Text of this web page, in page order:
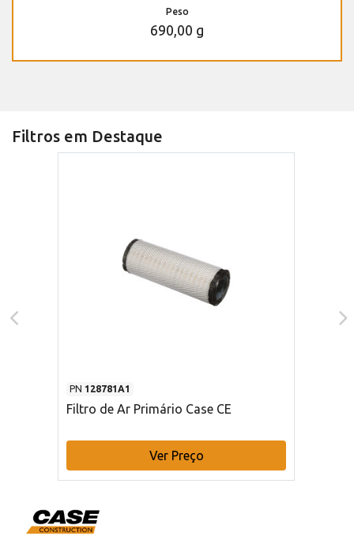
Peso
690,00 g
Filtros em Destaque
PN 128781A1
Filtro de Ar Primário Case CE
Ver Preço